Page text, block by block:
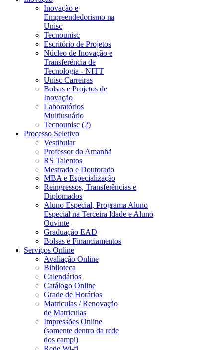
Inovação e
Empreendedorismo na
Unisc
Tecnounisc
Escritório de Projetos
Núcleo de Inovação e
Transferência de
Tecnologia - NITT
Unisc Carreiras
Bolsas e Projetos de
Inovação
Laboratórios
Multiusuário
Tecnounisc (2)
Processo Seletivo
Vestibular
Professor do Amanhã
RS Talentos
Mestrado e Doutorado
MBA e Especialização
Reingressos, Transferências e
Diplomados
Aluno Especial, Programa Aluno
Especial na Terceira Idade e Aluno
Ouvinte
Graduação EAD
Bolsas e Financiamentos
Serviços Online
Avaliação Online
Biblioteca
Calendários
Catálogo Online
Grade de Horários
Matriculas / Renovação
de Matriculas
Impressões Online
(somente dentro da rede
dos campi)
Rede Wi-fi